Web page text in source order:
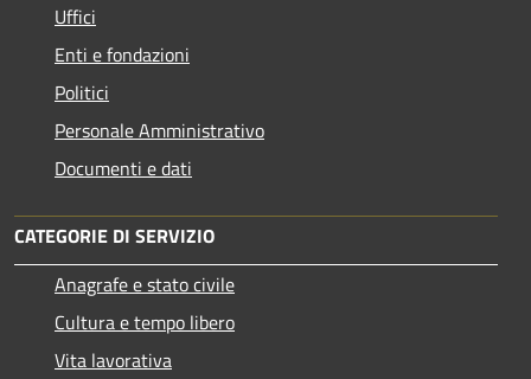
Uffici
Enti e fondazioni
Politici
Personale Amministrativo
Documenti e dati
CATEGORIE DI SERVIZIO
Anagrafe e stato civile
Cultura e tempo libero
Vita lavorativa